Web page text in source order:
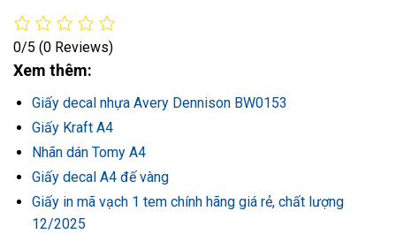
0/5 (0 Reviews)
Xem thêm:
Giấy decal nhựa Avery Dennison BW0153
Giấy Kraft A4
Nhãn dán Tomy A4
Giấy decal A4 đế vàng
Giấy in mã vạch 1 tem chính hãng giá rẻ, chất lượng
12/2025